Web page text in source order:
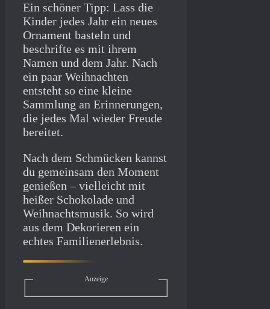
Ein schöner Tipp: Lass die
Kinder jedes Jahr ein neues
Ornament basteln und
beschrifte es mit ihrem
Namen und dem Jahr. Nach
ein paar Weihnachten
entsteht so eine kleine
Sammlung an Erinnerungen,
die jedes Mal wieder Freude
bereitet.
Nach dem Schmücken kannst
du gemeinsam den Moment
genießen – vielleicht mit
heißer Schokolade und
Weihnachtsmusik. So wird
aus dem Dekorieren ein
echtes Familienerlebnis.
Anzeige